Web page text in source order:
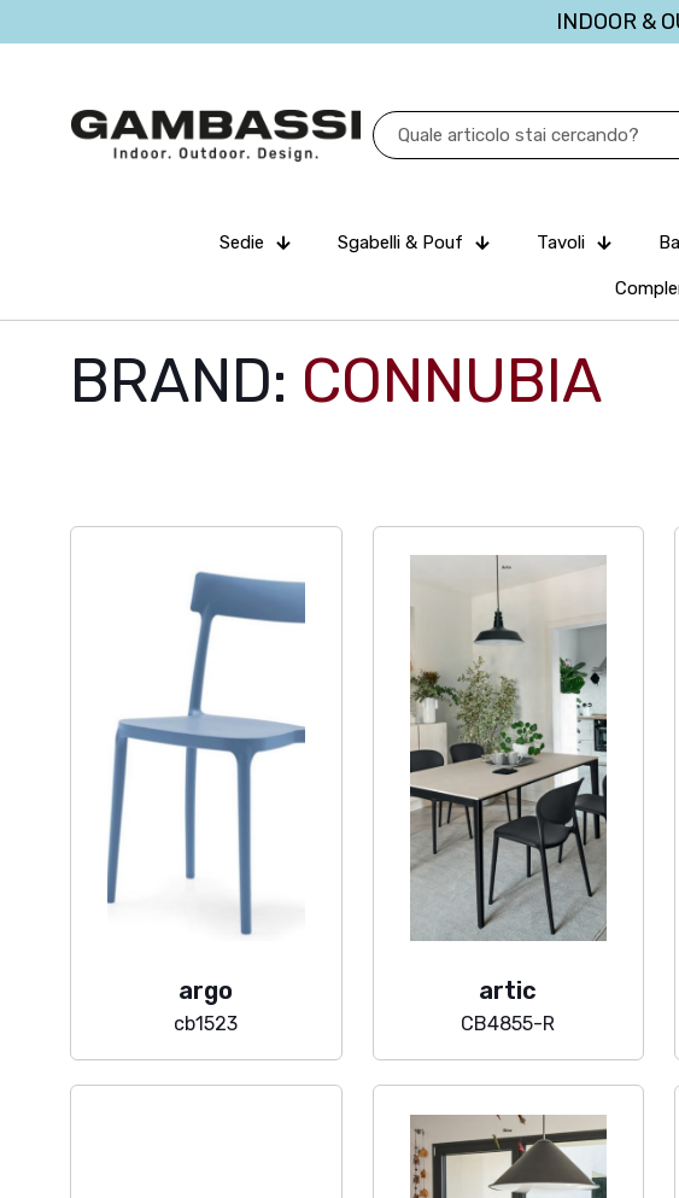
INDOOR &
Sedie Sgabelli & Pouf Tavoli
BRAND: CONNUBIA
argo
cb1523
artic
CB4855-R